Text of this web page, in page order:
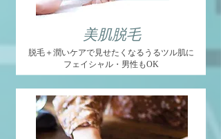
美肌脱毛
脱毛＋潤いケアで見せたくなるうるツル肌に
フェイシャル・男性もOK